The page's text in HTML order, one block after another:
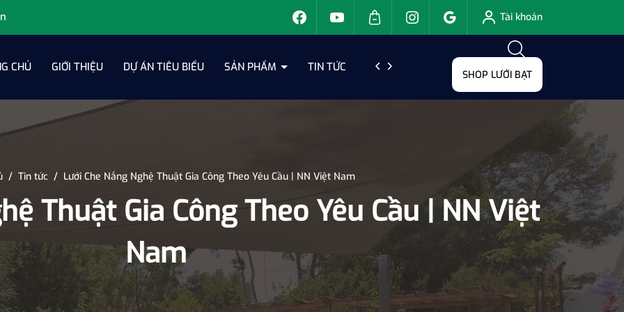
Tài khoản
CHỦ GIỚI THIỆU DỰ ÁN TIÊU BIỂU SẢN PHẨM TIN TỨC LIÊN HỆ
SHOP LƯỚI BẠT
/ Tin tức / Lưới Che Nắng Nghệ Thuật Gia Công Theo Yêu Cầu | NN Việt Nam
Thuật Gia Công Theo Yêu Cầu | NN Việt
Nam